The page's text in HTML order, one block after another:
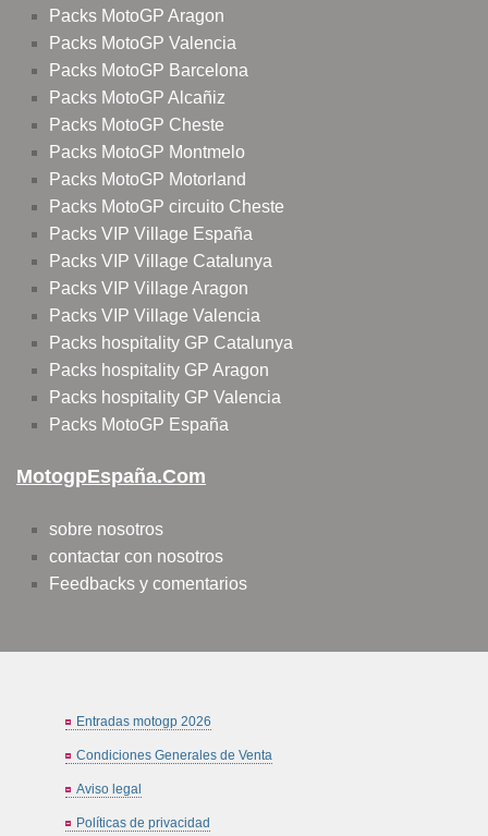
Packs MotoGP Aragon
Packs MotoGP Valencia
Packs MotoGP Barcelona
Packs MotoGP Alcañiz
Packs MotoGP Cheste
Packs MotoGP Montmelo
Packs MotoGP Motorland
Packs MotoGP circuito Cheste
Packs VIP Village España
Packs VIP Village Catalunya
Packs VIP Village Aragon
Packs VIP Village Valencia
Packs hospitality GP Catalunya
Packs hospitality GP Aragon
Packs hospitality GP Valencia
Packs MotoGP España
MotogpEspaña.com
sobre nosotros
contactar con nosotros
Feedbacks y comentarios
Entradas motogp 2026
Condiciones Generales de Venta
Aviso legal
Políticas de privacidad